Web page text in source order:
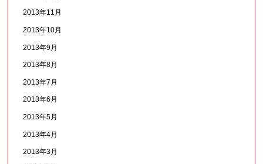
2013年11月
2013年10月
2013年9月
2013年8月
2013年7月
2013年6月
2013年5月
2013年4月
2013年3月